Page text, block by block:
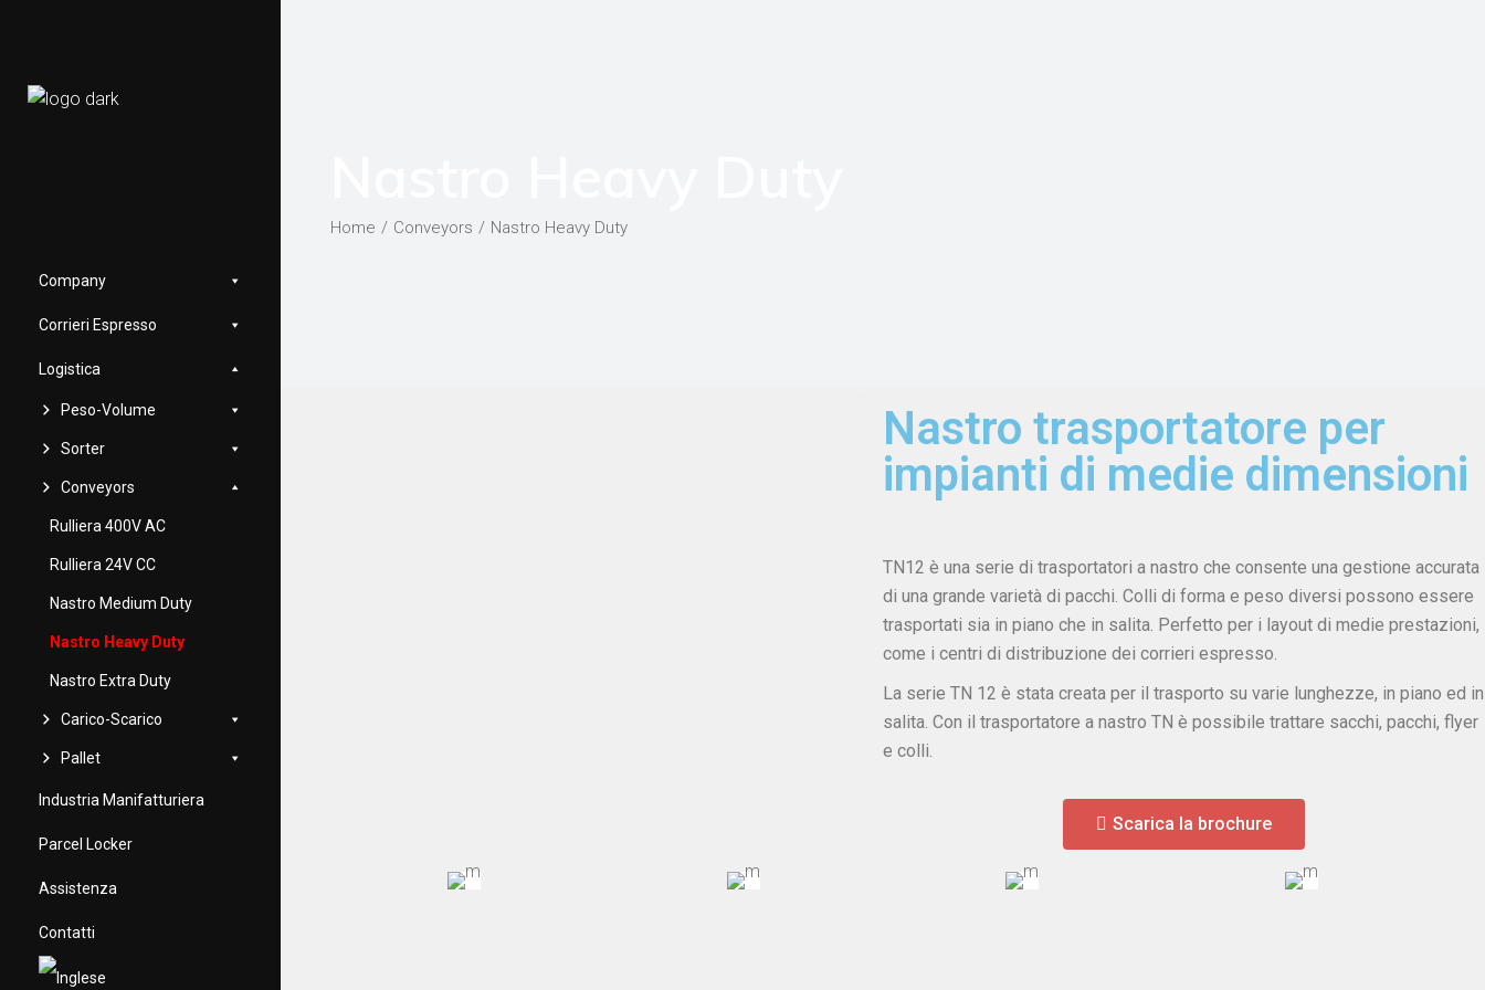
Company
Corrieri Espresso
Logistica
Peso-Volume
Sorter
Conveyors
Rulliera 400V AC
Rulliera 24V CC
Nastro Medium Duty
Nastro Heavy Duty
Nastro Extra Duty
Carico-Scarico
Pallet
Industria Manifatturiera
Parcel Locker
Assistenza
Contatti
Home Conveyors Nastro Heavy Duty
Nastro trasportatore per
impianti di medie dimensioni
TN12 è una serie di trasportatori a nastro che consente una gestione accurata
di una grande varietà di pacchi. Colli di forma e peso diversi possono essere
trasportati sia in piano che in salita. Perfetto per i layout di medie prestazioni,
come i centri di distribuzione dei corrieri espresso.
La serie TN 12 è stata creata per il trasporto su varie lunghezze, in piano ed in
salita. Con il trasportatore a nastro TN è possibile trattare sacchi, pacchi, flyer
e colli.
Scarica la brochure